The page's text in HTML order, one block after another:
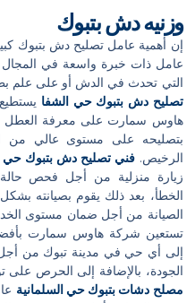
وزنيه دش بتبوك
إن أهمية عامل تصليح دش بتبوك
عامل ذات خبرة واسعة في المجال
التي تحدث في الدش أو على علم
تصليح دش بتبوك حي الشفا
هاوس سمارت على معرفة العطل
بتصليحه على مستوى عالي من
الرخيص.فني تصليح دش بتبوك حي
زيارة منزلية من أجل فحص
الخطأ، بعد ذلك يقوم بصيانته
الصيانة من أجل ضمان مستوى
تستعين شركة هاوس سمارت
إلى أي حي في مدينة تبوك من
الجودة، بالإضافة إلى الحرص على
مصلح دشات بتبوك حي السلمانية